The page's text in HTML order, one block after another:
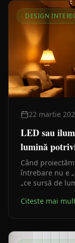
DESIGN
22 martie
LED sau
lumină
Când
întrebare nu e
„ce sursă de
analizez mai
Citeste mai